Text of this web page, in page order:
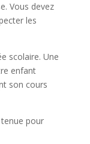
Vous devez
les
scolaire. Une
enfant
son cours
pour